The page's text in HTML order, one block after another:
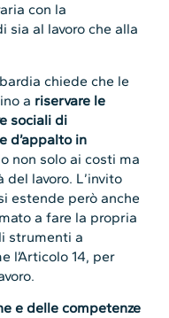
con la
sia al lavoro che alla
chiede che le
a riservare le
sociali di
d’appalto in
non solo ai costi ma
lavoro. L’invito
estende però anche
a fare la propria
strumenti a
l’Articolo 14, per
e delle competenze